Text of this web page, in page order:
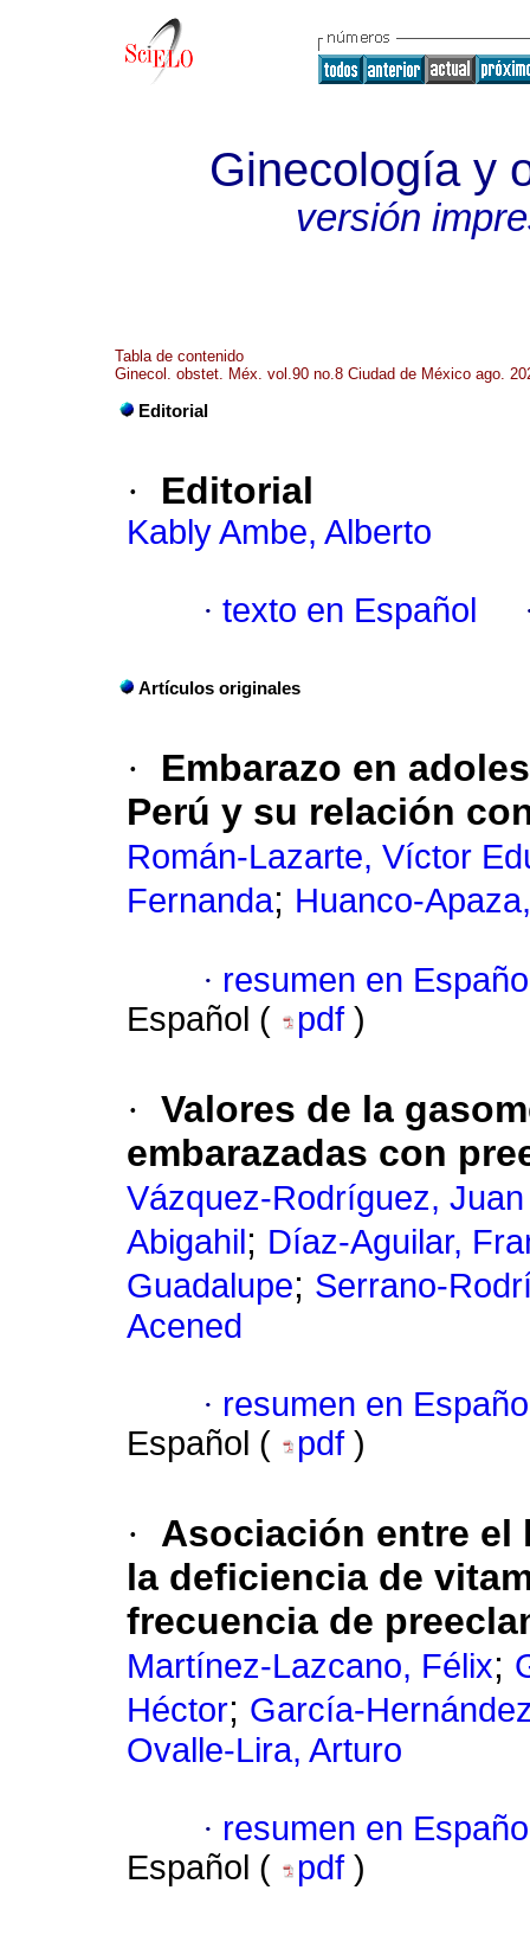
Ginecología y
versión
Tabla de contenido
Ginecol. obstet. Méx. vol.90 no.8 Ciudad de México ago.
Editorial
· Editorial
Kably Ambe, Alberto
· texto en Español
Artículos originales
·
Embarazo en
Perú y su relación
Román-Lazarte, Víctor
Fernanda; Huanco-
· resumen en
Español (
pdf )
· Valores de la
embarazadas con
Vázquez-Rodríguez,
Abigahil ; Díaz-Aguilar,
Guadalupe; Serrano-
Acened
· resumen en
Español (
pdf )
·
Asociación entre el
la deficiencia de
frecuencia de
Martínez-Lazcano, Félix;
Héctor; García-
Ovalle-Lira, Arturo
· resumen en
Español (
pdf )